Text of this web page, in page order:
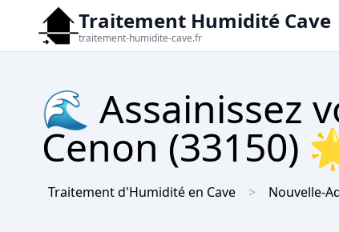
Traitement Humidité Cave
traitement-humidite-cave.fr
🌊 Assainissez
Cenon (33150)
Traitement d'Humidité en Cave Nouvelle-